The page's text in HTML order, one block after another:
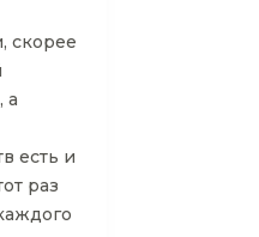
скорее
а
есть и
раз